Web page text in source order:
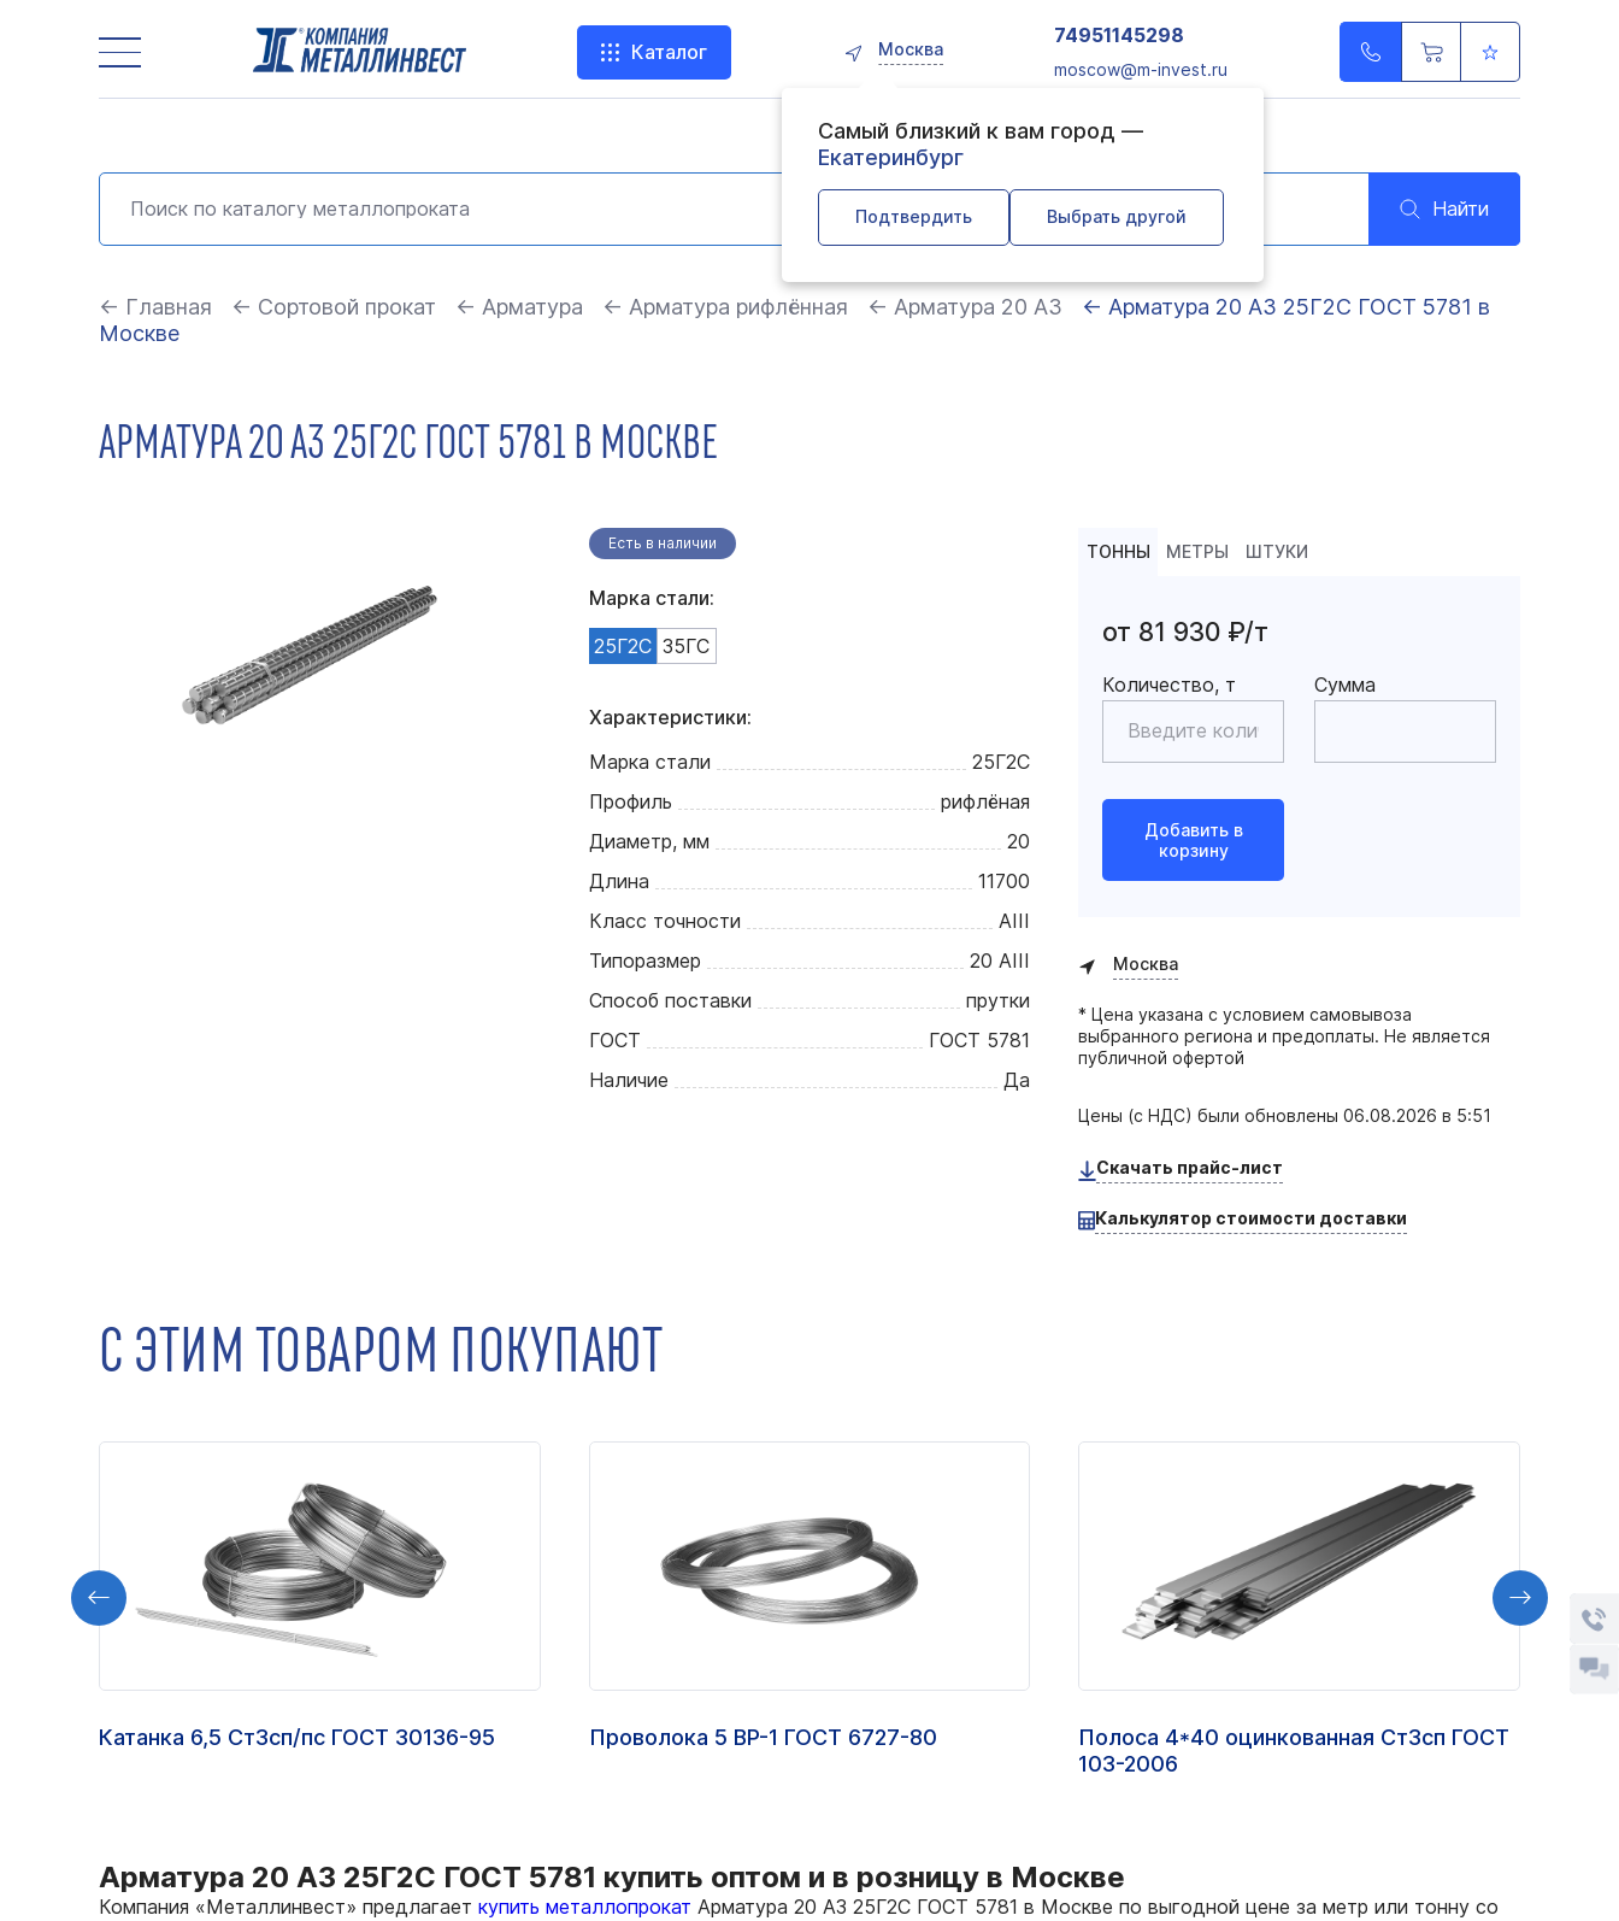
Каталог Москва
Самый близкий к вам город —
Екатеринбург
Подтвердить Выбрать другой
74951145298
moscow@m-invest.ru
Найти
← Главная ← Сортовой прокат ← Арматура ← Арматура рифлённая ← Арматура 20 А3
← Арматура 20 А3 25Г2С ГОСТ 5781 в
Москве
АРМАТУРА 20 А3 25Г2С ГОСТ 5781 В МОСКВЕ
Есть в наличии
Марка стали:
25Г2С 35ГС
Характеристики:
Марка стали
25Г2С
Профиль
рифлёная
Диаметр, мм
20
Длина
11700
Класс точности
АIII
Типоразмер
20 АIII
Способ поставки
прутки
ГОСТ
ГОСТ 5781
Наличие
Да
ТОННЫ МЕТРЫ ШТУКИ
от 81 930 ₽/т
Количество, т Сумма
Добавить в
корзину
Москва
* Цена указана с условием самовывоза
выбранного региона и предоплаты. Не является
публичной офертой
Цены (с НДС) были обновлены06.08.2026 в 5:51
Скачать прайс-лист
Калькулятор стоимости доставки
С ЭТИМ ТОВАРОМ ПОКУПАЮТ
Катанка 6,5 Ст3сп/пс ГОСТ 30136-95 Проволока 5 ВР-1 ГОСТ 6727-80
Полоса 4*40 оцинкованная Ст3сп ГОСТ
103-2006
Арматура 20 А3 25Г2С ГОСТ 5781 купить оптом и в розницу в Москве
Компания «Металлинвест» предлагает купить металлопрокат Арматура 20 А3 25Г2С ГОСТ 5781 в Москве по выгодной цене за метр или тонну со